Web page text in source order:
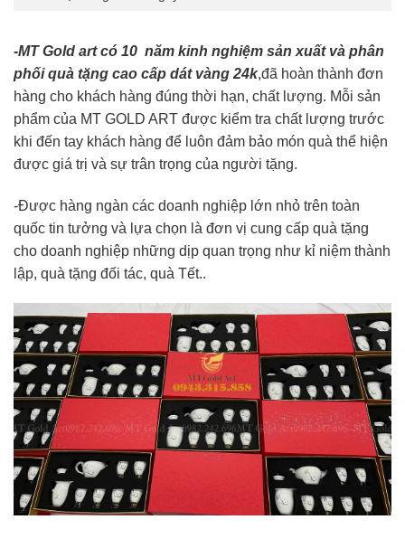
-MT Gold art có 10 năm kinh nghiệm sản xuất và phân
phối quà tặng cao cấp dát vàng 24k,đã hoàn thành đơn
hàng cho khách hàng đúng thời hạn, chất lượng. Mỗi sản
phẩm của MT GOLD ART được kiểm tra chất lượng trước
khi đến tay khách hàng để luôn đảm bảo món quà thể hiện
được giá trị và sự trân trọng của người tặng.
-Được hàng ngàn các doanh nghiệp lớn nhỏ trên toàn
quốc tin tưởng và lựa chọn là đơn vị cung cấp quà tặng
cho doanh nghiệp những dịp quan trọng như kỉ niệm thành
lập, quà tặng đối tác, quà Tết..